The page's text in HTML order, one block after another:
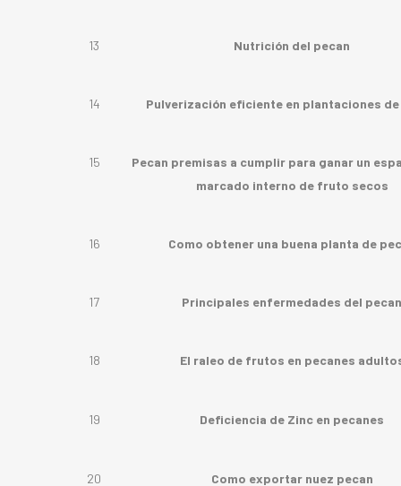
13 Nutrición del pecan
14 Pulverización eficiente en plantaciones de
15
Pecan premisas a cumplir para ganar un
marcado interno de fruto secos
16 Como obtener una buena planta de
17 Principales enfermedades del pecan
18 El raleo de frutos en pecanes
19 Deficiencia de Zinc en pecanes
20 Como exportar nuez pecan